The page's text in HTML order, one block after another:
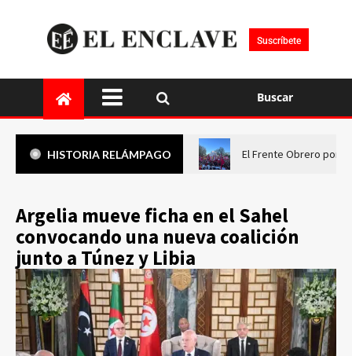
Suscríbete
Buscar
HISTORIA RELÁMPAGO El Frente Obrero pone
Argelia mueve ficha en el Sahel
convocando una nueva coalición
junto a Túnez y Libia